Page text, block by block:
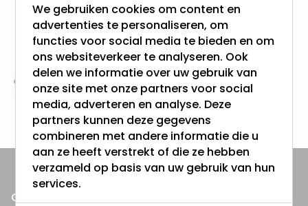
Gratis verzending + snel geleverd
Vanaf EUR100,- naar NL & BE
& 100 dagen recht op retour
Altijd uit eigen voorraad
3000m2 - 60.000+ Producten
ONZE PRODUCTEN
We gebruiken cookies om content en
advertenties te personaliseren, om
functies voor social media te bieden en om
ons websiteverkeer te analyseren. Ook
delen we informatie over uw gebruik van
onze site met onze partners voor social
media, adverteren en analyse. Deze
partners kunnen deze gegevens
combineren met andere informatie die u
aan ze heeft verstrekt of die ze hebben
verzameld op basis van uw gebruik van hun
services.